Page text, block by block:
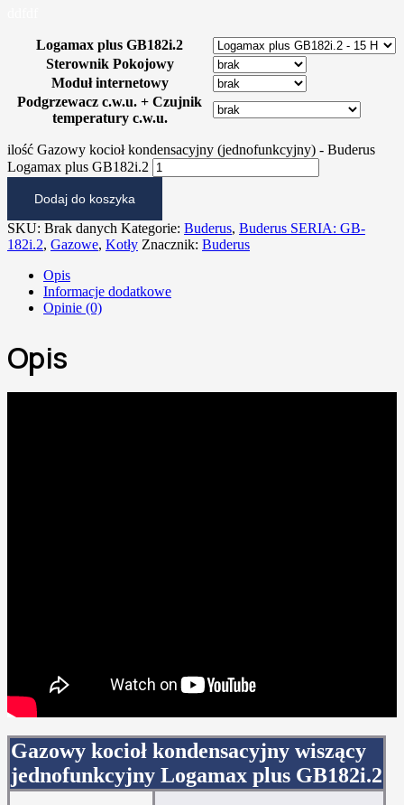
Logamax plus GB182i.2
Sterownik Pokojowy
Moduł internetowy
Podgrzewacz c.w.u. + Czujnik
temperatury c.w.u.
ilość Gazowy kocioł kondensacyjny (jednofunkcyjny) - Buderus
Logamax plus GB182i.2
Dodaj do koszyka
SKU: Brak danych Kategorie: Buderus, Buderus SERIA: GB-
182i.2, Gazowe, Kotły Znacznik: Buderus
Opis
Informacje dodatkowe
Opinie (0)
Opis
Gazowy kocioł kondensacyjny wiszący
jednofunkcyjny Logamax plus GB182i.2